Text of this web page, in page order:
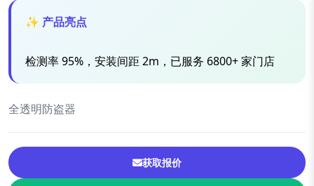
✨ 产品亮点
检测率 95%，安装间距 2m，已服务 6800+ 家门店
全透明防盗器
获取报价